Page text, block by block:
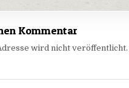
Kommentar
wird nicht veröffentlicht.